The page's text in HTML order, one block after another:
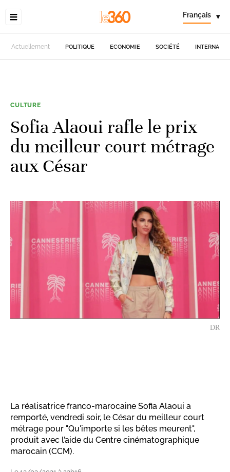
Français ▾
Actuellement POLITIQUE ECONOMIE SOCIÉTÉ
CULTURE
Sofia Alaoui rafle le prix
du meilleur court métrage
aux César
DR
La réalisatrice franco-marocaine Sofia Alaoui a
remporté, vendredi soir, le César du meilleur court
métrage pour "Qu'importe si les bêtes meurent",
produit avec l’aide du Centre cinématographique
marocain (CCM).